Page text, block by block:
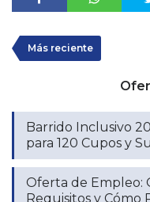
Más reciente
Barrido Inclusivo
para 120 Cupos y
Oferta de Empleo:
Requisitos y Cómo